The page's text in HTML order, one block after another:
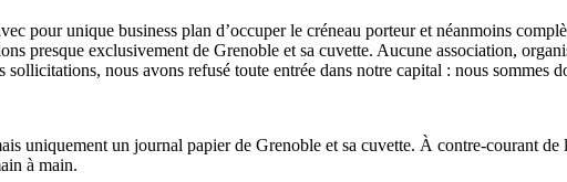
pour unique business plan d’occuper le créneau porteur et néanmoins
presque exclusivement de Grenoble et sa cuvette. Aucune association,
nous avons refusé toute entrée dans notre capital : nous sommes
uniquement un journal papier de Grenoble et sa cuvette. À contre-courant
à main.